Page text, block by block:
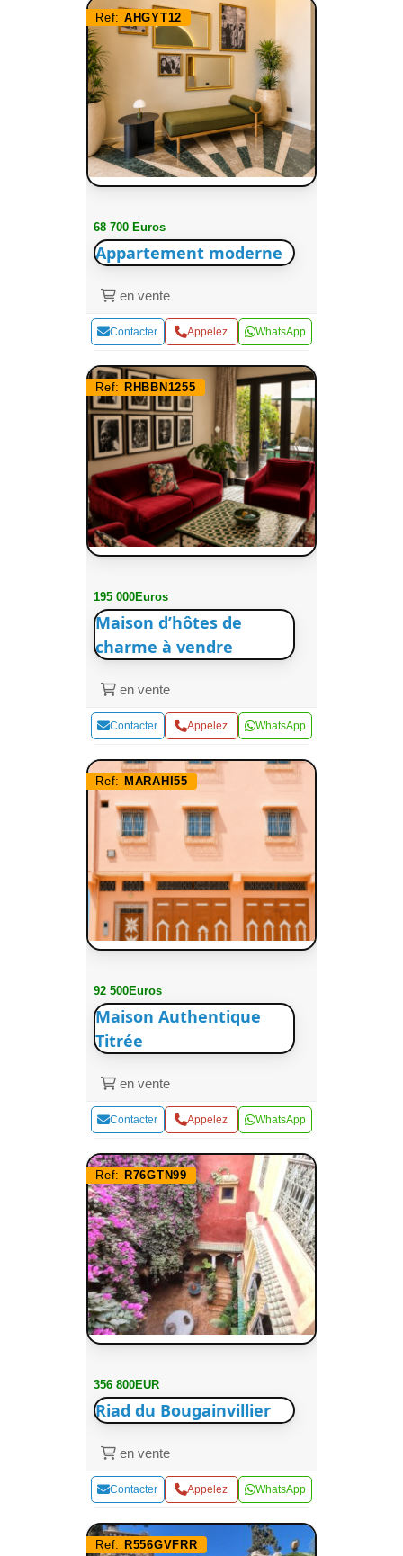
Ref: AHGYT12
68 700 Euros
Appartement moderne
en vente
Contacter Appelez WhatsApp
Ref: RHBBN1255
195 000Euros
Maison d’hôtes de
charme à vendre
en vente
Contacter Appelez WhatsApp
Ref: MARAHI55
92 500Euros
Maison Authentique
Titrée
en vente
Contacter Appelez WhatsApp
Ref: R76GTN99
356 800EUR
Riad du Bougainvillier
en vente
Contacter Appelez WhatsApp
Ref: R556GVFRR